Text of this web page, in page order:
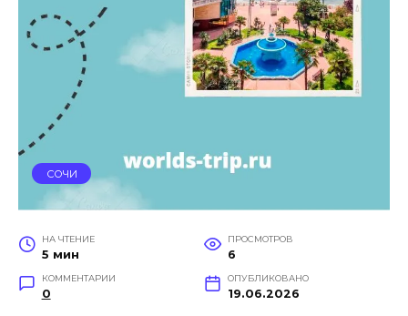
СОЧИ
НА ЧТЕНИЕ
5 мин
ПРОСМОТРОВ
6
КОММЕНТАРИИ
0
ОПУБЛИКОВАНО
19.06.2026